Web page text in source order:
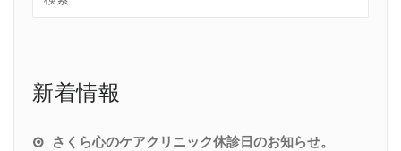
新着情報
さくら心のケアクリニック休診日のお知らせ。